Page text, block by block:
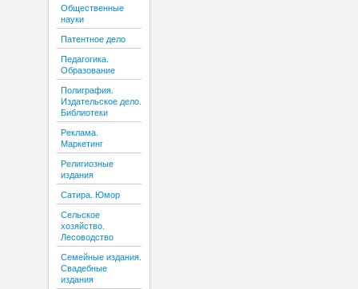
Общественные
науки
Патентное дело
Педагогика.
Образование
Полиграфия.
Издательское дело.
Библиотеки
Реклама.
Маркетинг
Религиозные
издания
Сатира. Юмор
Сельское
хозяйство.
Лесоводство
Семейные издания.
Свадебные
издания